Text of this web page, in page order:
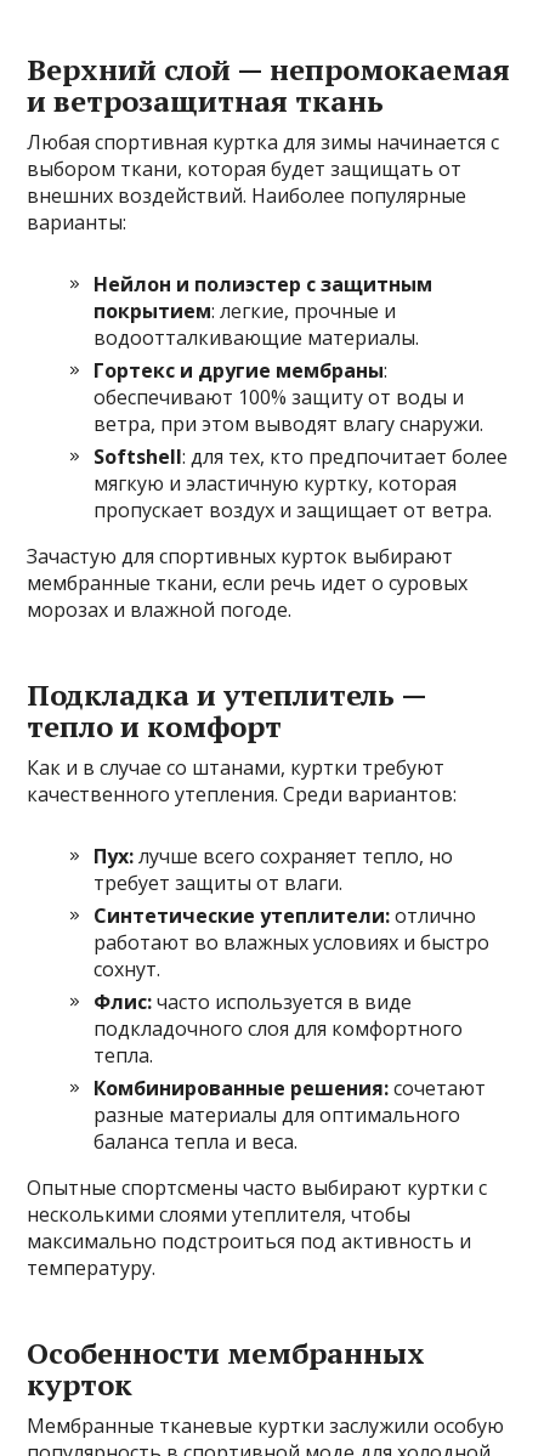
Верхний слой — непромокаемая
и ветрозащитная ткань
Любая спортивная куртка для зимы начинается с
выбором ткани, которая будет защищать от
внешних воздействий. Наиболее популярные
варианты:
Нейлон и полиэстер с защитным
покрытием: легкие, прочные и
водоотталкивающие материалы.
Гортекс и другие мембраны:
обеспечивают 100% защиту от воды и
ветра, при этом выводят влагу снаружи.
Softshell: для тех, кто предпочитает более
мягкую и эластичную куртку, которая
пропускает воздух и защищает от ветра.
Зачастую для спортивных курток выбирают
мембранные ткани, если речь идет о суровых
морозах и влажной погоде.
Подкладка и утеплитель —
тепло и комфорт
Как и в случае со штанами, куртки требуют
качественного утепления. Среди вариантов:
Пух:лучше всего сохраняет тепло, но
требует защиты от влаги.
Синтетические утеплители:отлично
работают во влажных условиях и быстро
сохнут.
Флис:часто используется в виде
подкладочного слоя для комфортного
тепла.
Комбинированные решения:сочетают
разные материалы для оптимального
баланса тепла и веса.
Опытные спортсмены часто выбирают куртки с
несколькими слоями утеплителя, чтобы
максимально подстроиться под активность и
температуру.
Особенности мембранных
курток
Мембранные тканевые куртки заслужили особую